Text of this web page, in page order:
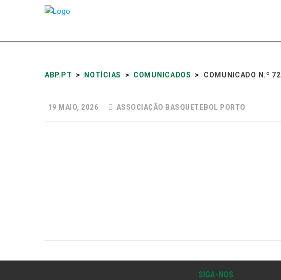
ABP.PT > NOTÍCIAS > COMUNICADOS > COMUNICADO N.º 72
19 MAIO, 2026 ASSOCIAÇÃO BASQUETEBOL PORTO
SIGA-NOS